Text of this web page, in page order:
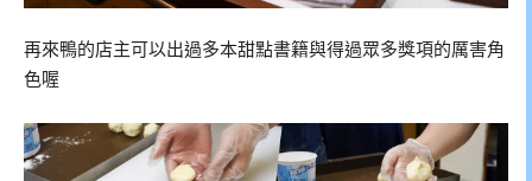
再來鴨的店主可以出過多本甜點書籍與得過眾多獎項的厲害角
色喔